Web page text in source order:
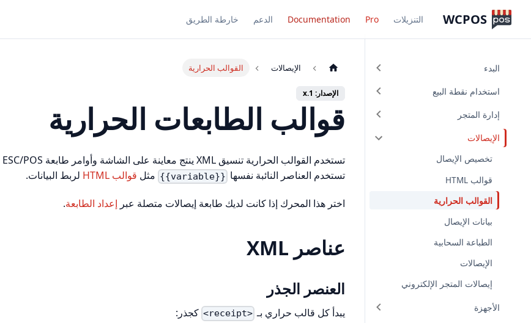
WCPOS التنزيلات Pro
Documentation الدعم خارطة الطريق
البدء
استخدام نقطة البيع
إدارة المتجر
الإيصالات
تخصيص الإيصال
قوالب HTML
القوالب الحرارية
بيانات الإيصال
الطباعة السحابية
الإيصالات
إيصالات المتجر الإلكتروني
الأجهزة
الإيصالات القوالب الحرارية
الإصدار: 1.x
قوالب الطابعات الحرارية
تستخدم العناصر النائبة نفسها {{variable}} مثل قوالب HTML لربط البيانات.
اختر هذا المحرك إذا كانت لديك طابعة إيصالات متصلة عبر إعداد الطابعة.
عناصر XML
العنصر الجذر
يبدأ كل قالب حراري بـ <receipt> كجذر: